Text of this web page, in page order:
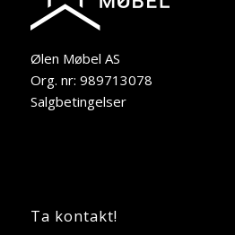
Ølen Møbel AS
Org. nr: 989713078
Salgbetingelser
Ta kontakt!